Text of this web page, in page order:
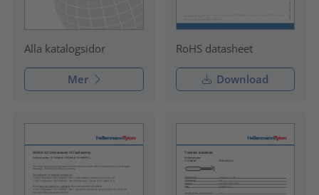
Alla katalogsidor
Mer
RoHS datasheet
Download